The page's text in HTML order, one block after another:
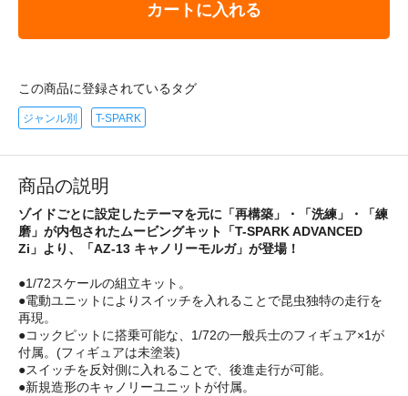
カートに入れる
この商品に登録されているタグ
ジャンル別 T-SPARK
商品の説明
ゾイドごとに設定したテーマを元に「再構築」・「洗練」・「練
磨」が内包されたムービングキット「T-SPARK ADVANCED
Zi」より、「AZ-13 キャノリーモルガ」が登場！
●1/72スケールの組立キット。
●電動ユニットによりスイッチを入れることで昆虫独特の走行を
再現。
●コックピットに搭乗可能な、1/72の一般兵士のフィギュア×1が
付属。(フィギュアは未塗装)
●スイッチを反対側に入れることで、後進走行が可能。
●新規造形のキャノリーユニットが付属。